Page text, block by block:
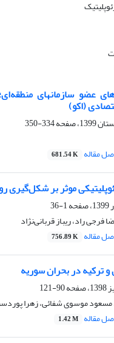
عضو سازمانهای
(اکو)
334-350
مقاله 681.54 K
موثر بر شکل‌گیری
1-36
راد، ریباز قربانی‌نژاد
مقاله 756.89 K
و ترکیه در بحران سوریه
90-121
مسعود موسوی شفائی، زهرا
مقاله 1.42 M